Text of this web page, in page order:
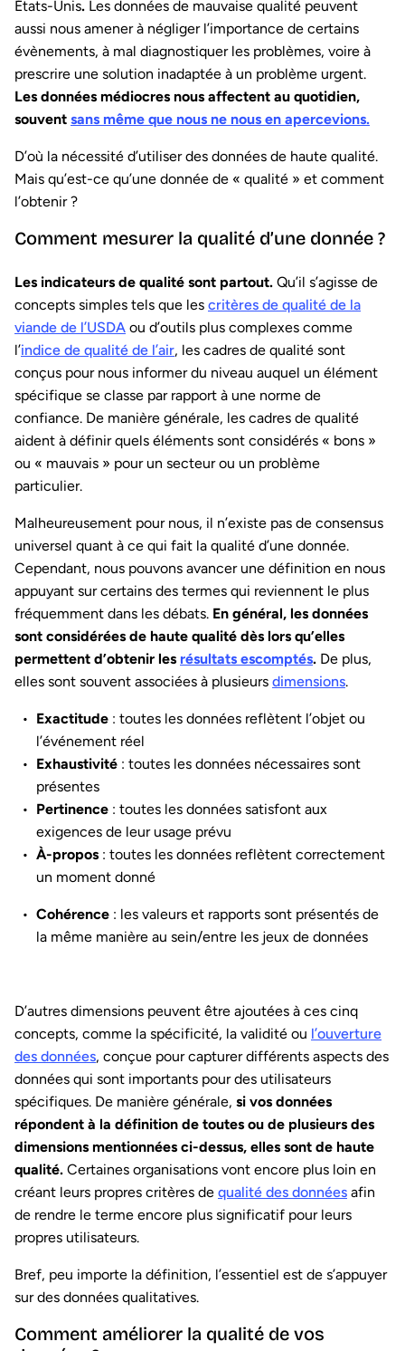
États-Unis. Les données de mauvaise qualité peuvent
aussi nous amener à négliger l’importance de certains
évènements, à mal diagnostiquer les problèmes, voire à
prescrire une solution inadaptée à un problème urgent.
Les données médiocres nous affectent au quotidien,
souvent sans même que nous ne nous en apercevions.
D’où la nécessité d’utiliser des données de haute qualité.
Mais qu’est-ce qu’une donnée de « qualité » et comment
l’obtenir ?
Comment mesurer la qualité d’une donnée ?
Les indicateurs de qualité sont partout. Qu’il s’agisse de
concepts simples tels que les critères de qualité de la
viande de l’USDA ou d’outils plus complexes comme
l’indice de qualité de l’air, les cadres de qualité sont
conçus pour nous informer du niveau auquel un élément
spécifique se classe par rapport à une norme de
confiance. De manière générale, les cadres de qualité
aident à définir quels éléments sont considérés « bons »
ou « mauvais » pour un secteur ou un problème
particulier.
Malheureusement pour nous, il n’existe pas de consensus
universel quant à ce qui fait la qualité d’une donnée.
Cependant, nous pouvons avancer une définition en nous
appuyant sur certains des termes qui reviennent le plus
fréquemment dans les débats. En général, les données
sont considérées de haute qualité dès lors qu’elles
permettent d’obtenir les résultats escomptés. De plus,
elles sont souvent associées à plusieurs dimensions.
Exactitude : toutes les données reflètent l’objet ou
l’événement réel
Exhaustivité : toutes les données nécessaires sont
présentes
Pertinence : toutes les données satisfont aux
exigences de leur usage prévu
À-propos : toutes les données reflètent correctement
un moment donné
Cohérence : les valeurs et rapports sont présentés de
la même manière au sein/entre les jeux de données
D’autres dimensions peuvent être ajoutées à ces cinq
concepts, comme la spécificité, la validité ou l’ouverture
des données, conçue pour capturer différents aspects des
données qui sont importants pour des utilisateurs
spécifiques. De manière générale, si vos données
répondent à la définition de toutes ou de plusieurs des
dimensions mentionnées ci-dessus, elles sont de haute
qualité. Certaines organisations vont encore plus loin en
créant leurs propres critères de qualité des données afin
de rendre le terme encore plus significatif pour leurs
propres utilisateurs.
Bref, peu importe la définition, l’essentiel est de s’appuyer
sur des données qualitatives.
Comment améliorer la qualité de vos